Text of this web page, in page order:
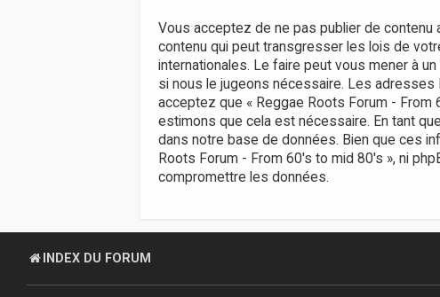
Vous acceptez de ne pas publier de contenu
contenu qui peut transgresser les lois de
internationales. Le faire peut vous mener à
si nous le jugeons nécessaire. Les
acceptez que « Reggae Roots Forum - From
estimons que cela est nécessaire. En tant
dans notre base de données. Bien que ces
Roots Forum - From 60's to mid 80's », ni
compromettre les données.
INDEX DU FORUM